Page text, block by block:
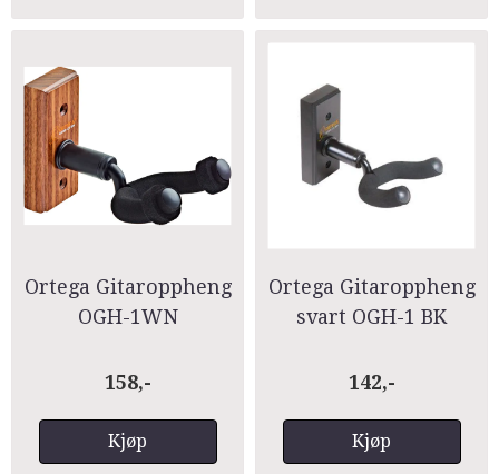
Ortega Gitaroppheng
OGH-1WN
158,-
Kjøp
Ortega Gitaroppheng
svart OGH-1 BK
142,-
Kjøp